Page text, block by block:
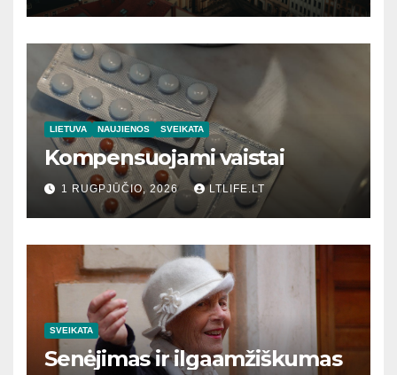
LIETUVA NAUJIENOS SVEIKATA
Kompensuojami vaistai
1 RUGPJŪČIO, 2026 LTLIFE.LT
SVEIKATA
Senėjimas ir ilgaamžiškumas